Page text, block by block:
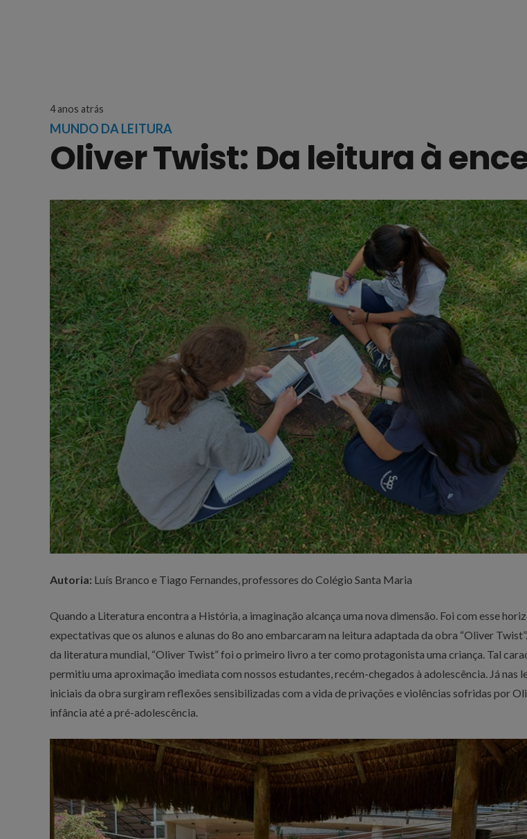
4 anos atrás
MUNDO DA LEITURA
Oliver Twist: Da leitura à
Autoria: Luís Branco e Tiago Fernandes, professores do Colégio Santa Maria
Quando a Literatura encontra a História, a imaginação alcança uma nova dimensão. Foi com esse
expectativas que os alunos e alunas do 8o ano embarcaram na leitura adaptada da obra “Oliver
da literatura mundial, “Oliver Twist” foi o primeiro livro a ter como protagonista uma criança. Tal
permitiu uma aproximação imediata com nossos estudantes, recém-chegados à adolescência. Já nas
iniciais da obra surgiram reflexões sensibilizadas com a vida de privações e violências sofridas por
infância até a pré-adolescência.